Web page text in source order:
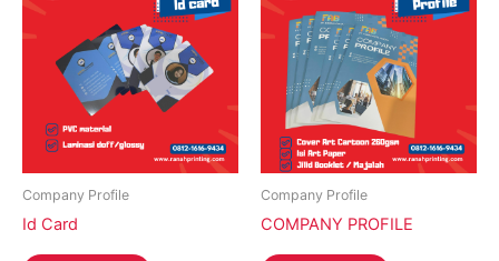
Company Profile
Id Card
Company Profile
COMPANY PROFILE